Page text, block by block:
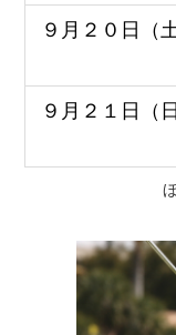
９月２０日（土
９月２１日（日